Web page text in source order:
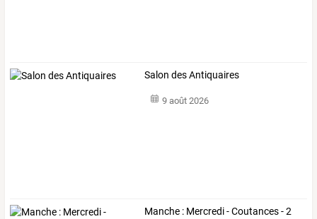
Salon des Antiquaires
9 août 2026
Manche : Mercredi - Coutances - 2